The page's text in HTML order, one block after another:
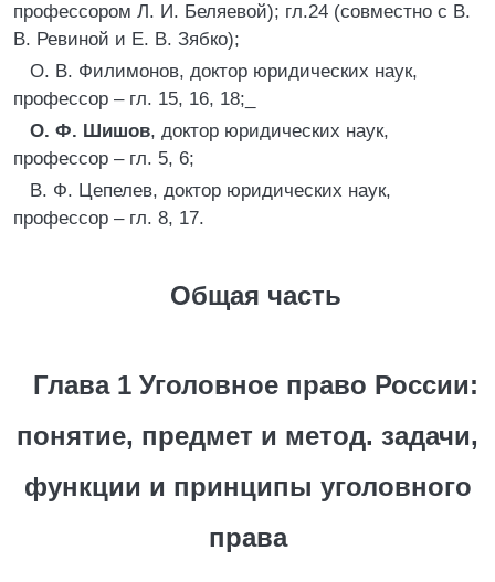
профессором Л. И. Беляевой); гл.24 (совместно с В.
В. Ревиной и Е. В. Зябко);
О. В. Филимонов, доктор юридических наук,
профессор – гл. 15, 16, 18;_
О. Ф. Шишов, доктор юридических наук,
профессор – гл. 5, 6;
В. Ф. Цепелев, доктор юридических наук,
профессор – гл. 8, 17.
Общая часть
Глава 1 Уголовное право России:
понятие, предмет и метод. задачи,
функции и принципы уголовного
права